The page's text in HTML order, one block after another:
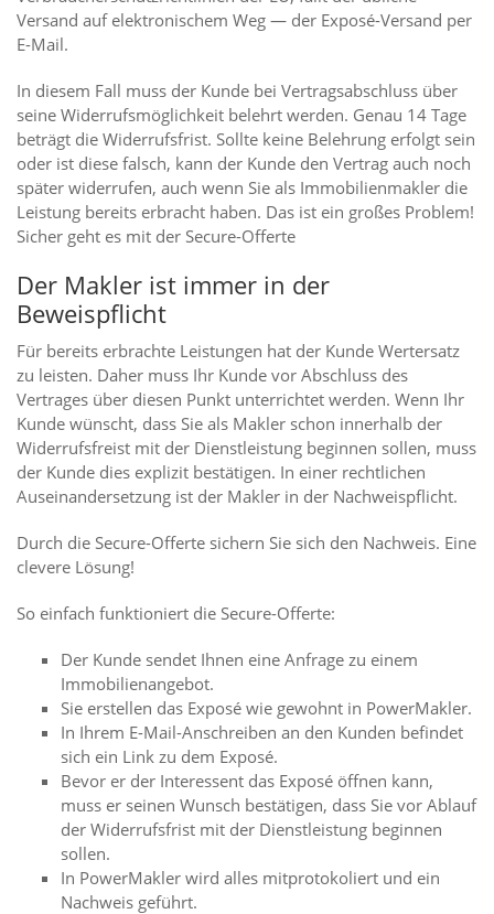
Versand auf elektronischem Weg — der Exposé-Versand per
E-Mail.
In diesem Fall muss der Kunde bei Vertragsabschluss über
seine Widerrufsmöglichkeit belehrt werden. Genau 14 Tage
beträgt die Widerrufsfrist. Sollte keine Belehrung erfolgt sein
oder ist diese falsch, kann der Kunde den Vertrag auch noch
später widerrufen, auch wenn Sie als Immobilienmakler die
Leistung bereits erbracht haben. Das ist ein großes Problem!
Sicher geht es mit der Secure-Offerte
Der Makler ist immer in der
Beweispflicht
Für bereits erbrachte Leistungen hat der Kunde Wertersatz
zu leisten. Daher muss Ihr Kunde vor Abschluss des
Vertrages über diesen Punkt unterrichtet werden. Wenn Ihr
Kunde wünscht, dass Sie als Makler schon innerhalb der
Widerrufsfreist mit der Dienstleistung beginnen sollen, muss
der Kunde dies explizit bestätigen. In einer rechtlichen
Auseinandersetzung ist der Makler in der Nachweispflicht.
Durch die Secure-Offerte sichern Sie sich den Nachweis. Eine
clevere Lösung!
So einfach funktioniert die Secure-Offerte:
Der Kunde sendet Ihnen eine Anfrage zu einem
Immobilienangebot.
Sie erstellen das Exposé wie gewohnt in PowerMakler.
In Ihrem E-Mail-Anschreiben an den Kunden befindet
sich ein Link zu dem Exposé.
Bevor er der Interessent das Exposé öffnen kann,
muss er seinen Wunsch bestätigen, dass Sie vor Ablauf
der Widerrufsfrist mit der Dienstleistung beginnen
sollen.
In PowerMakler wird alles mitprotokoliert und ein
Nachweis geführt.